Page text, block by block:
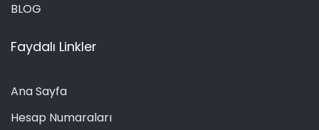
BLOG
Faydalı Linkler
Ana Sayfa
Hesap Numaraları